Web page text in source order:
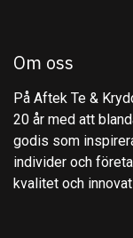
Om oss
På Aftek Te &
20 år med att
godis som
individer och
kvalitet och